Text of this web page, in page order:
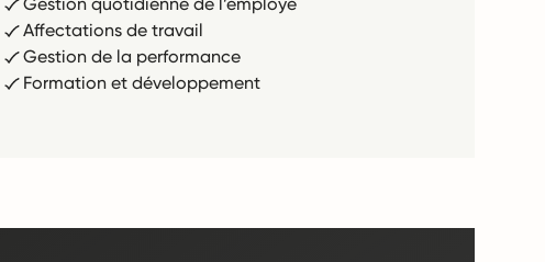
Affectations de travail
Gestion de la performance
Formation et développement